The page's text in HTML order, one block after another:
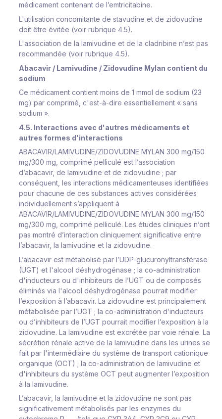
médicament contenant de l’emtricitabine.
L'utilisation concomitante de stavudine et de zidovudine
doit être évitée (voir rubrique 4.5).
L'association de la lamivudine et de la cladribine n’est pas
recommandée (voir rubrique 4.5).
Abacavir / Lamivudine / Zidovudine Mylan contient du
sodium
Ce médicament contient moins de 1 mmol de sodium (23
mg) par comprimé, c'est-à-dire essentiellement « sans
sodium ».
4.5. Interactions avec d'autres médicaments et
autres formes d'interactions
ABACAVIR/LAMIVUDINE/ZIDOVUDINE MYLAN 300 mg/150
mg/300 mg, comprimé pelliculé est l’association
d’abacavir, de lamivudine et de zidovudine ; par
conséquent, les interactions médicamenteuses identifiées
pour chacune de ces substances actives considérées
individuellement s’appliquent à
ABACAVIR/LAMIVUDINE/ZIDOVUDINE MYLAN 300 mg/150
mg/300 mg, comprimé pelliculé. Les études cliniques n’ont
pas montré d’interaction cliniquement significative entre
l’abacavir, la lamivudine et la zidovudine.
L’abacavir est métabolisé par l’UDP-glucuronyltransférase
(UGT) et l'alcool déshydrogénase ; la co-administration
d'inducteurs ou d'inhibiteurs de l’UGT ou de composés
éliminés via l'alcool déshydrogénase pourrait modifier
l’exposition à l’abacavir. La zidovudine est principalement
métabolisée par l’UGT ; la co-administration d’inducteurs
ou d’inhibiteurs de l’UGT pourrait modifier l’exposition à la
zidovudine. La lamivudine est excrétée par voie rénale. La
sécrétion rénale active de la lamivudine dans les urines se
fait par l'intermédiaire du système de transport cationique
organique (OCT) ; la co-administration de lamivudine et
d'inhibiteurs du système OCT peut augmenter l’exposition
à la lamivudine.
L’abacavir, la lamivudine et la zidovudine ne sont pas
significativement métabolisés par les enzymes du